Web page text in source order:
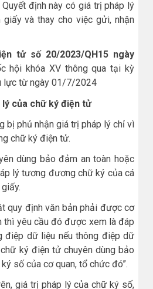
định này có giá trị pháp lý
và thay cho việc gửi, nhận
tử số 20/2023/QH15 ngày
hội khóa XV thông qua tại kỳ
lực từ ngày 01/7/2024
lý của chữ ký điện tử
bị phủ nhận giá trị pháp lý chỉ vì
chữ ký điện tử.
dùng bảo đảm an toàn hoặc
lý tương đương chữ ký của cá
quy định văn bản phải được cơ
thì yêu cầu đó được xem là đáp
điệp dữ liệu nếu thông điệp dữ
ký điện tử chuyên dùng bảo
số của cơ quan, tổ chức đó”.
giá trị pháp lý của chữ ký số,